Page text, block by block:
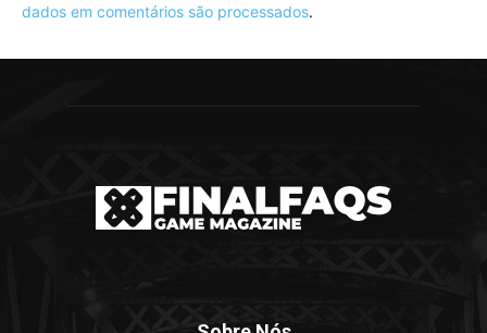
dados em comentários são processados.